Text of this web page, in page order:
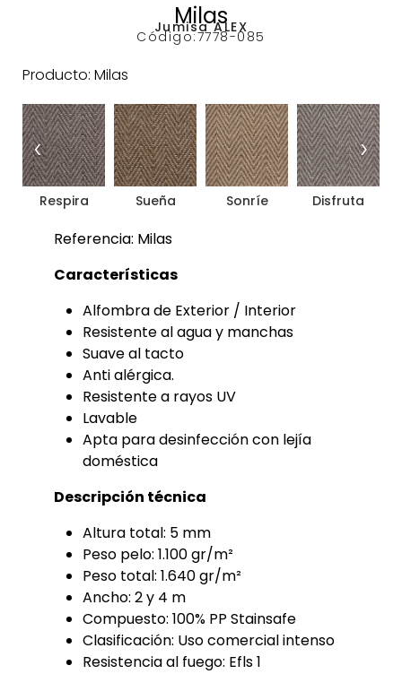
Milas
Jumisa ALEX
Código:7778-085
Producto: Milas
Respira Sueña Sonríe Disfruta
‹ ›
Referencia: Milas
Características
Alfombra de Exterior / Interior
Resistente al agua y manchas
Suave al tacto
Anti alérgica.
Resistente a rayos UV
Lavable
Apta para desinfección con lejía
doméstica
Descripción técnica
Altura total: 5 mm
Peso pelo: 1.100 gr/m²
Peso total: 1.640 gr/m²
Ancho: 2 y 4 m
Compuesto: 100% PP Stainsafe
Clasificación: Uso comercial intenso
Resistencia al fuego: Efls 1